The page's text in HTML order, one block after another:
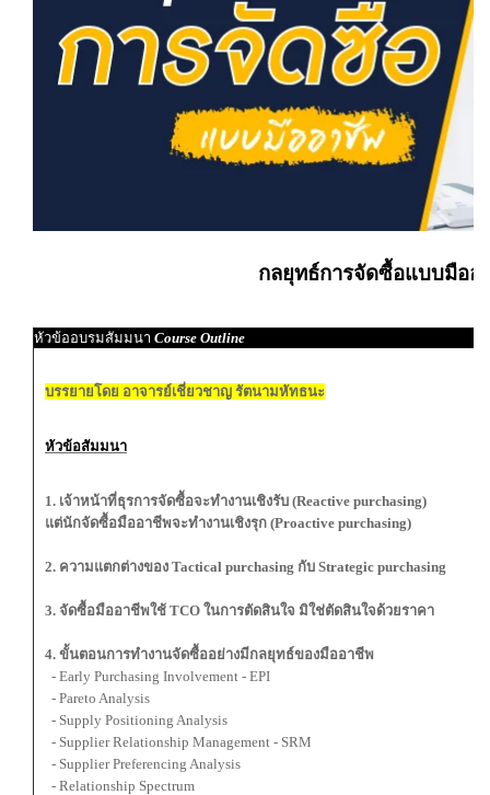
กลยุทธ์การจัดซื้อแบบมืออ
หัวข้ออบรมสัมมนา Course Outline
บรรยายโดย อาจารย์เชี่ยวชาญ รัตนามหัทธนะ
หัวข้อสัมมนา
1. เจ้าหน้าที่ธุรการจัดซื้อจะทำงานเชิงรับ (Reactive purchasing)
แต่นักจัดซื้อมืออาชีพจะทำงานเชิงรุก (Proactive purchasing)
2. ความแตกต่างของ Tactical purchasing กับ Strategic purchasing
3. จัดซื้อมืออาชีพใช้ TCO ในการตัดสินใจ มิใช่ตัดสินใจด้วยราคา
4. ขั้นตอนการทำงานจัดซื้ออย่างมีกลยุทธ์ของมืออาชีพ
- Early Purchasing Involvement - EPI
- Pareto Analysis
- Supply Positioning Analysis
- Supplier Relationship Management - SRM
- Supplier Preferencing Analysis
- Relationship Spectrum